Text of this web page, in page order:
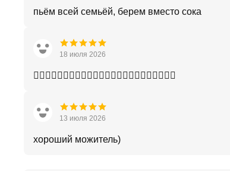
пьём всей семьёй, берем вместо сока
18 июля 2026
👍🏾👍🏾👍🏾👍🏾👍🏾👍🏾👍🏾👍🏾👍🏾👍🏾👍🏾👍🏾
13 июля 2026
хороший можитель)